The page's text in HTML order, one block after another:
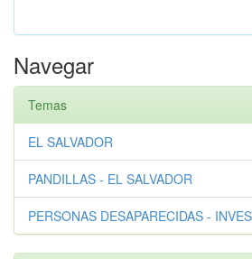
Navegar
Temas
EL SALVADOR
PANDILLAS - EL SALVADOR
PERSONAS DESAPARECIDAS -